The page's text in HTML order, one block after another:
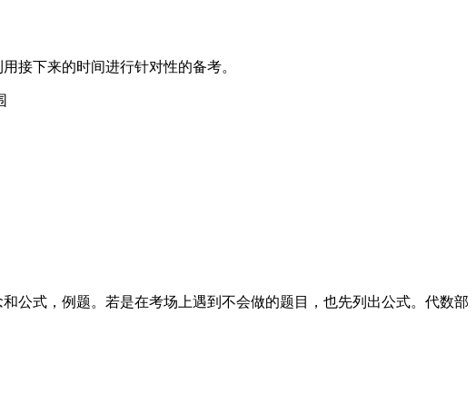
接下来的时间进行针对性的备考。
公式，例题。若是在考场上遇到不会做的题目，也先列出公式。代数部